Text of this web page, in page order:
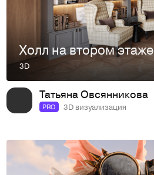
Холл на втором этаже
3D
Татьяна Овсянникова
PRO 3D визуализация